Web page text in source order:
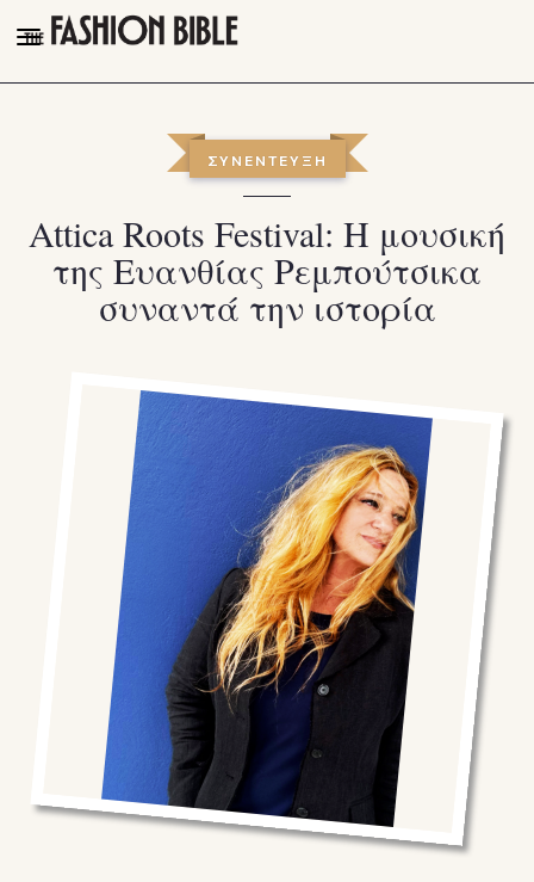
THE FASHION BIBLE
TALK OF THE TOWN
PLEASURES
VIDEOS
X(Twitter)
ΣΥΝΕΝΤΕΥΞΗ
Attica Roots Festival: Η μουσική
της Ευανθίας Ρεμπούτσικα
συναντά την ιστορία